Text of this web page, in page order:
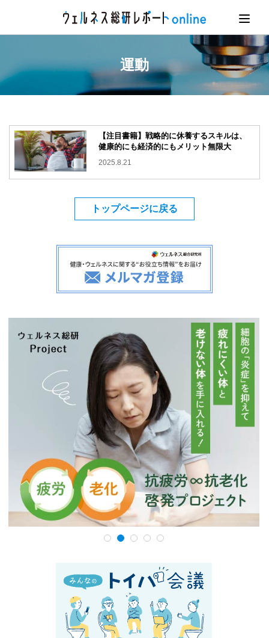
運動
【注目書籍】戦略的に休養するスキルは、
健康的にも経済的にもメリット無限大
2025.8.21
トップページに戻る